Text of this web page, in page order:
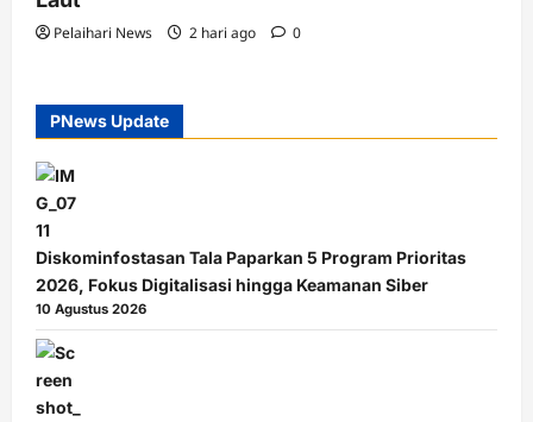
Pelaihari News 2 hari ago 0
PNews Update
Diskominfostasan Tala Paparkan 5 Program Prioritas
2026, Fokus Digitalisasi hingga Keamanan Siber
10 Agustus 2026